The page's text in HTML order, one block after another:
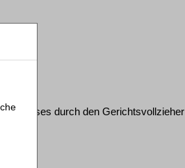
durch den Gerichtsvollzieher